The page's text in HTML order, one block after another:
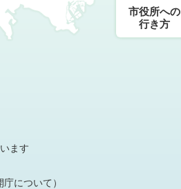
ます
庁について）
市役所への
行き方